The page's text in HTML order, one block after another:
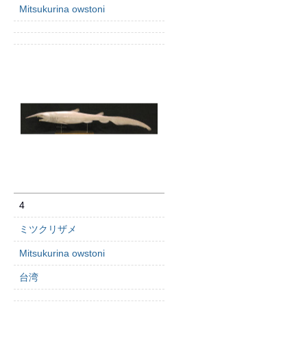
Mitsukurina owstoni
4
ミツクリザメ
Mitsukurina owstoni
台湾